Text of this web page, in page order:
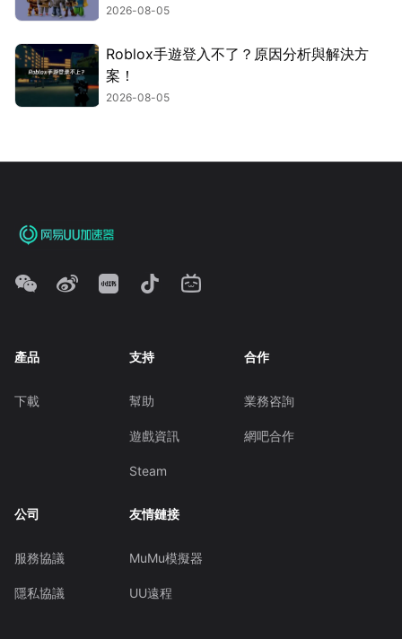
2026-08-05
Roblox手遊登入不了？原因分析與解決方
案！
2026-08-05
產品
下載
支持
幫助
遊戲資訊
Steam
合作
業務咨詢
網吧合作
公司
服務協議
隱私協議
友情鏈接
MuMu模擬器
UU遠程